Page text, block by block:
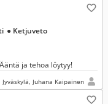
● Ketjuveto
ja tehoa löytyy!
Jyväskylä, Juhana Kaipainen